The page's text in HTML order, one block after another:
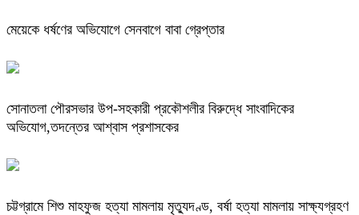
মেয়েকে ধর্ষণের অভিযোগে সেনবাগে বাবা গ্রেপ্তার
সোনাতলা পৌরসভার উপ-সহকারী প্রকৌশলীর বিরুদ্ধে সাংবাদিকের
অভিযোগ,তদন্তের আশ্বাস প্রশাসকের
চট্টগ্রামে শিশু মাহফুজ হত্যা মামলায় মৃত্যুদণ্ড, বর্ষা হত্যা মামলায় সাক্ষ্যগ্রহণ